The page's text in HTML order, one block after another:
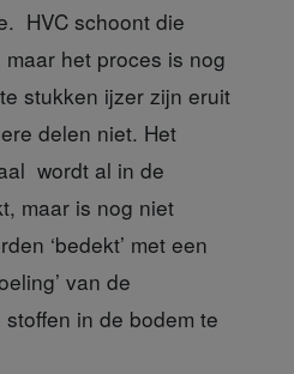
HVC schoont die
het proces is nog
stukken ijzer zijn eruit
delen niet. Het
wordt al in de
maar is nog niet
‘bedekt’ met een
van de
in de bodem te